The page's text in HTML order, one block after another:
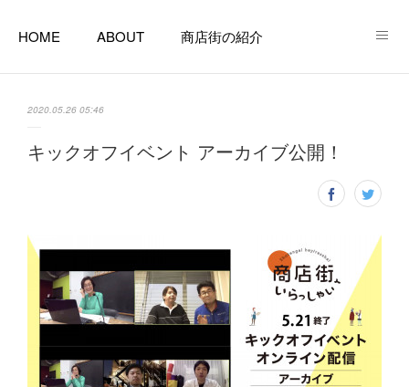
HOME ABOUT 商店街の紹介
2020.05.26 05:46
キックオフイベント アーカイブ公開！